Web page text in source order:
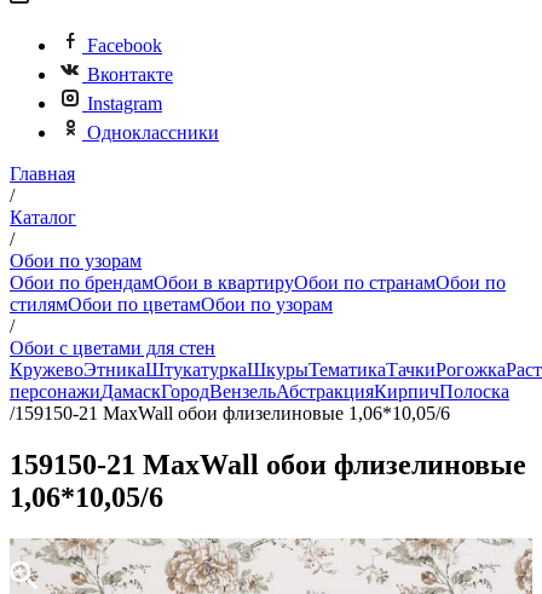
Facebook
Вконтакте
Instagram
Одноклассники
Главная
/
Каталог
/
Обои по узорам
Обои по брендамОбои в квартируОбои по странамОбои по
стилямОбои по цветамОбои по узорам
/
Обои с цветами для стен
КружевоЭтникаШтукатуркаШкурыТематикаТачкиРогожка
персонажиДамаскГородВензельАбстракцияКирпичПолоска
/159150-21 MaxWall обои флизелиновые 1,06*10,05/6
159150-21 MaxWall обои флизелиновые
1,06*10,05/6